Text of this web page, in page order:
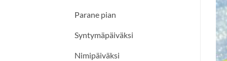
Parane pian
Syntymäpäiväksi
Nimipäiväksi